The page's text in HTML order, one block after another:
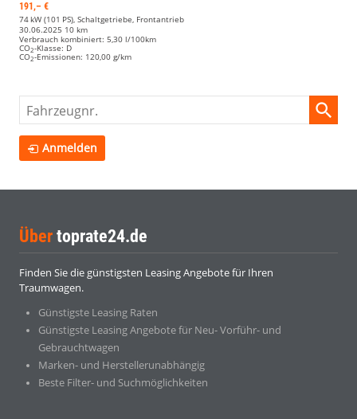
191,– €
74 kW (101 PS), Schaltgetriebe, Frontantrieb
30.06.2025 10 km
Verbrauch kombiniert: 5,30 l/100km
CO2-Klasse: D
CO2-Emissionen: 120,00 g/km
Fahrzeugnr.
Anmelden
Über toprate24.de
Finden Sie die günstigsten Leasing Angebote für Ihren
Traumwagen.
Günstigste Leasing Raten
Günstigste Leasing Angebote für Neu- Vorführ- und
Gebrauchtwagen
Marken- und Herstellerunabhängig
Beste Filter- und Suchmöglichkeiten